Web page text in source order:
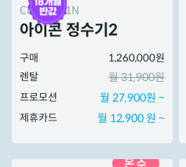
CHP-7211N
아이콘 정수기2
구매
1,260,000원
렌탈
월 31,900원
프로모션 월 27,900원 ~
제휴카드 월 12,900 원 ~